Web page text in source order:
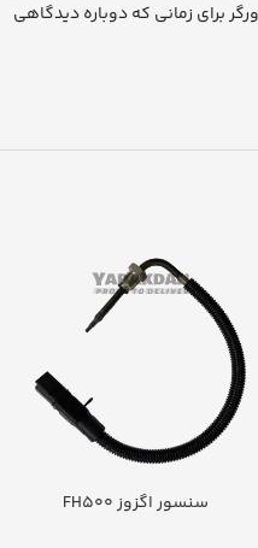
برای زمانی که دوباره دیدگاهی
سنسور اگزوز FH500